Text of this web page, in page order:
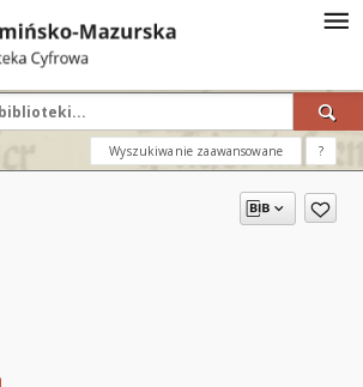
Wyszukiwanie zaawansowane ?